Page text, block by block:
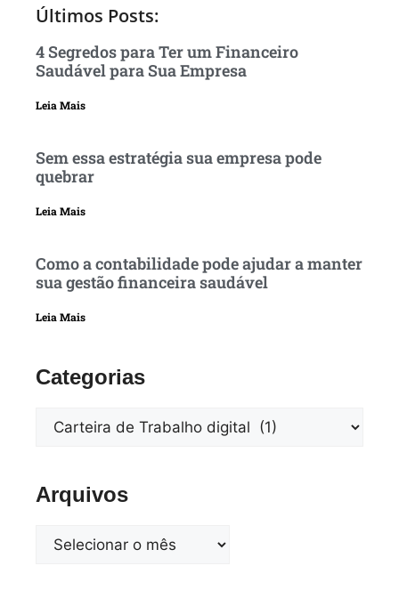
Últimos Posts:
4 Segredos para Ter um Financeiro
Saudável para Sua Empresa
Leia Mais
Sem essa estratégia sua empresa pode
quebrar
Leia Mais
Como a contabilidade pode ajudar a manter
sua gestão financeira saudável
Leia Mais
Categorias
Arquivos